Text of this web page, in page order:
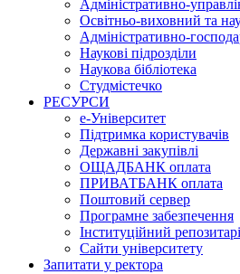
Адміністративно-
Освітньо-виховний та
Адміністративно-
Наукові підрозділи
Наукова бібліотека
Студмістечко
РЕСУРСИ
е-Університет
Підтримка користувачів
Державні закупівлі
ОЩАДБАНК оплата
ПРИВАТБАНК оплата
Поштовий сервер
Програмне забезпечення
Інституційний
Сайти університету
Запитати у ректора